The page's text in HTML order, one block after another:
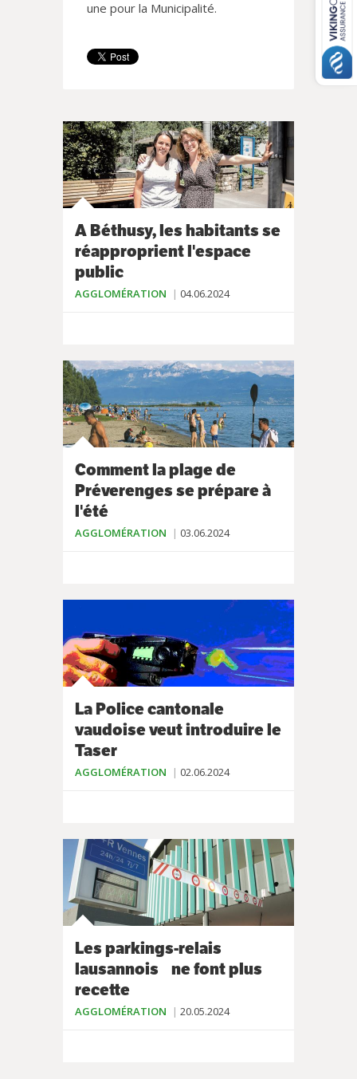
une pour la Municipalité.
A Béthusy, les habitants se
réapproprient l'espace
public
AGGLOMÉRATION 04.06.2024
Comment la plage de
Préverenges se prépare à
l'été
AGGLOMÉRATION 03.06.2024
La Police cantonale
vaudoise veut introduire le
Taser
AGGLOMÉRATION 02.06.2024
Les parkings-relais
lausannois ne font plus
recette
AGGLOMÉRATION 20.05.2024